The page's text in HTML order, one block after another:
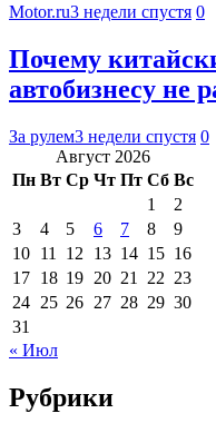
Motor.ru3 недели спустя 0
Почему
автобизнесу не
За рулем3 недели спустя 0
Август 2026
Пн Вт Ср Чт Пт Сб Вс
1
2
3
4 5 6 7 8
9
10 11 12 13 14 15 16
17 18 19 20 21 22 23
24 25 26 27 28 29 30
31
« Июл
Рубрики